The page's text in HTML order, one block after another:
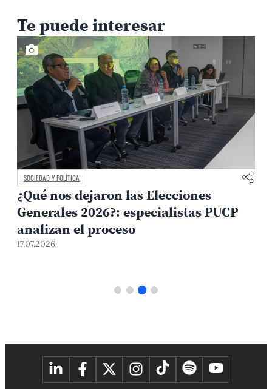
Te puede interesar
SOCIEDAD Y POLÍTICA
¿Qué nos dejaron las Elecciones
Generales 2026?: especialistas PUCP
analizan el proceso
17.07.2026